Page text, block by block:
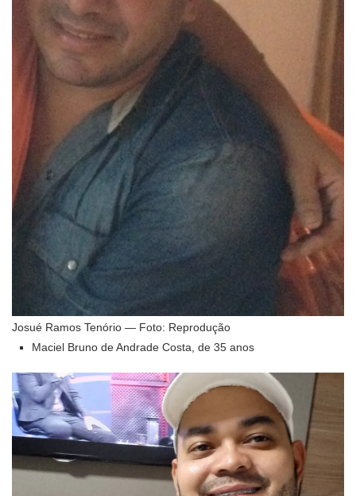
Josué Ramos Tenório — Foto: Reprodução
Maciel Bruno de Andrade Costa, de 35 anos